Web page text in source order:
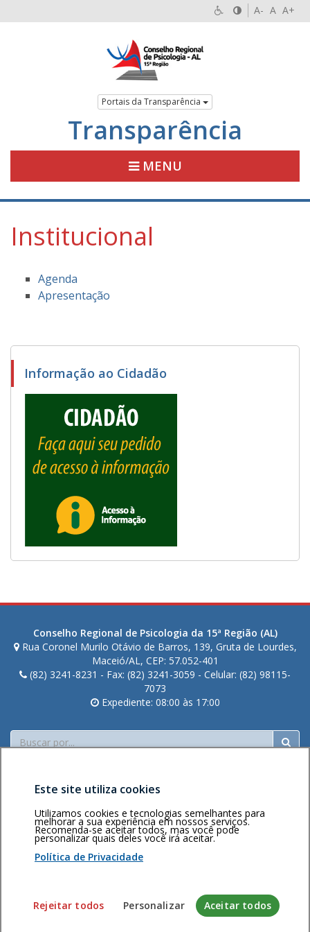
A- A A+
Portais da Transparência
Transparência
MENU
Institucional
Agenda
Apresentação
Informação ao Cidadão
Conselho Regional de Psicologia da 15ª Região (AL)
Rua Coronel Murilo Otávio de Barros, 139, Gruta de Lourdes,
Maceió/AL, CEP: 57.052-401
(82) 3241-8231 - Fax: (82) 3241-3059 - Celular: (82) 98115-
7073
Expediente: 08:00 às 17:00
Buscar
Área restritaPolítica de
privacidadePersonalização
de cookies
Sistema desenvolvido pela Gerência de Tecnologia da
Este site utiliza cookies
Utilizamos cookies e tecnologias semelhantes para
melhorar a sua experiência em nossos serviços.
Recomenda-se aceitar todos, mas você pode
personalizar quais deles você irá aceitar.
Política de Privacidade
Rejeitar todos Personalizar Aceitar todos